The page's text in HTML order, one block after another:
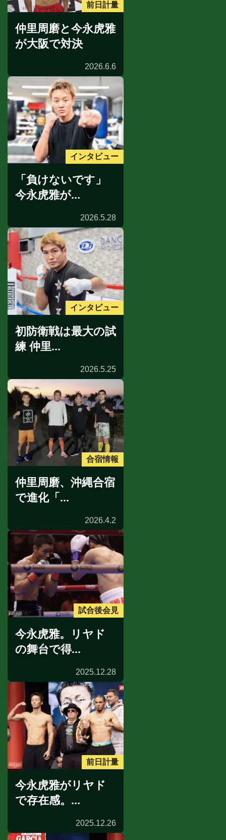
前日計量
仲里周磨と今永虎雅
が大阪で対決
2026.6.6
インタビュー
「負けないです」
今永虎雅が...
2026.5.28
インタビュー
初防衛戦は最大の試
練 仲里...
2026.5.25
合宿情報
仲里周磨、沖縄合宿
で進化「...
2026.4.2
試合後会見
今永虎雅。リヤド
の舞台で得...
2025.12.28
前日計量
今永虎雅がリヤド
で存在感。...
2025.12.26